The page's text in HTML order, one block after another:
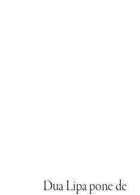
Dua Lipa pone de